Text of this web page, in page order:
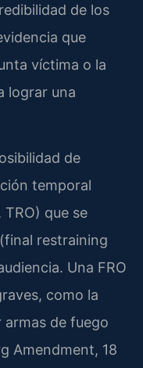
de los
que
víctima o la
lograr una
de
temporal
que se
restraining
Una FRO
como la
armas de fuego
Amendment, 18